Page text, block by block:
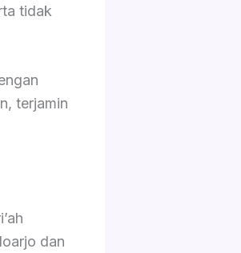
tidak
terjamin
dan